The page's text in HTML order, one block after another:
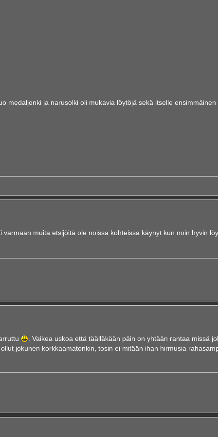
medaljonki ja narusolki oli mukavia löytöjä sekä itselle ensimmäinen
muita etsijöitä ole noissa kohteissa käynyt kun noin hyvin
. Vaikea uskoa että täälläkään päin on yhtään rantaa missä
jokunen korkkaamatonkin, tosin ei mitään ihan hirmusia